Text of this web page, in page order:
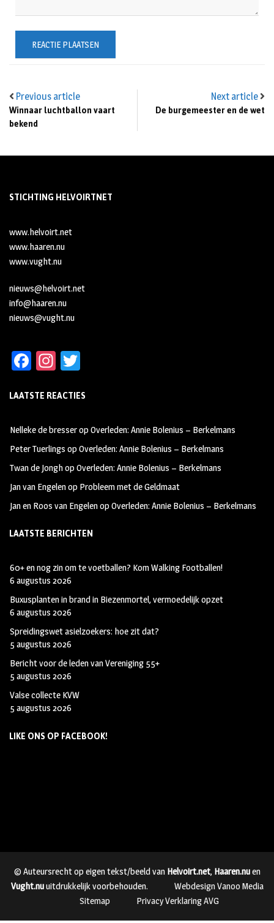
Previous article
Winnaar luchtballon vaart
bekend
Next article
De burgemeester en de wet
STICHTING HELVOIRTNET
www.helvoirt.net
www.haaren.nu
www.vught.nu
nieuws@helvoirt.net
info@haaren.nu
nieuws@vught.nu
Fa
b
oo
k
In
ag
m
tt
LAATSTE REACTIES
Nelleke de bresseropOverleden: Annie Bolenius – Berkelmans
Peter Tuerlings opOverleden: Annie Bolenius – Berkelmans
Twan de JonghopOverleden: Annie Bolenius – Berkelmans
Jan van Engelenop Probleem met de Geldmaat
Jan en Roos van EngelenopOverleden: Annie Bolenius – Berkelmans
LAATSTE BERICHTEN
60+ en nog zin om te voetballen? Kom Walking Footballen!
6 augustus 2026
Buxusplanten in brand in Biezenmortel, vermoedelijk opzet
6 augustus 2026
Spreidingswet asielzoekers: hoe zit dat?
5 augustus 2026
Bericht voor de leden van Vereniging 55+
5 augustus 2026
Valse collecte KVW
5 augustus 2026
LIKE ONS OP FACEBOOK!
© Auteursrecht op eigen tekst/beeld van Helvoirt.net, Haaren.nuen
Vught.nuuitdrukkelijk voorbehouden.
Webdesign Vanoo Media
Sitemap
Privacy Verklaring AVG